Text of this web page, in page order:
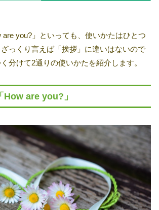
you?」といっても、使いかたはひとつ
っくり言えば「挨拶」に違いはないので
分けて2通りの使いかたを紹介します。
How are you?」